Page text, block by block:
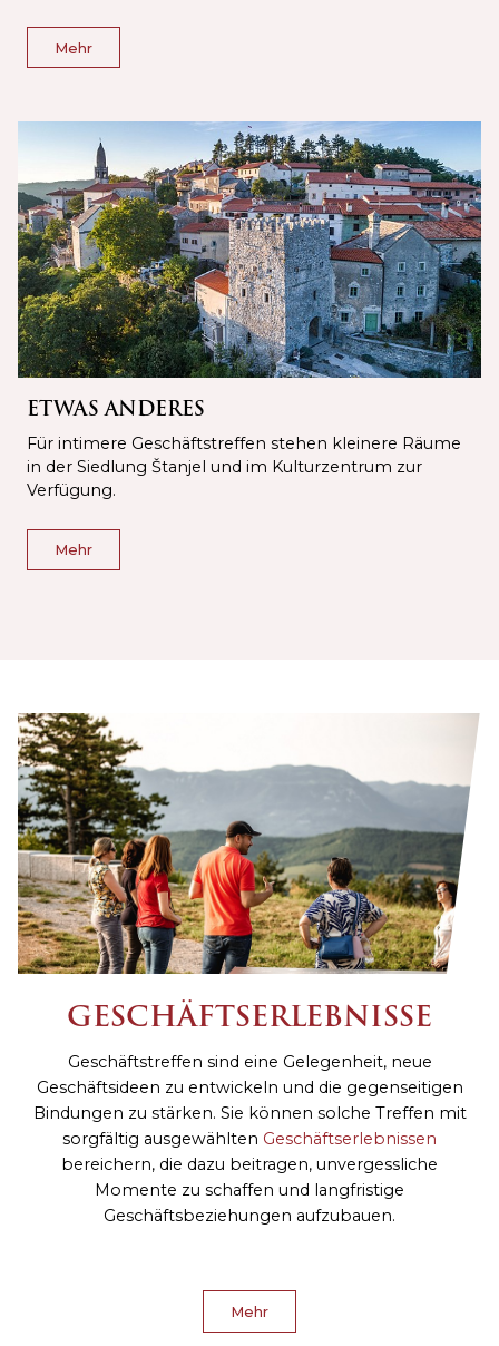
Mehr
ETWAS ANDERES
Für intimere Geschäftstreffen stehen kleinere Räume
in der Siedlung Štanjel und im Kulturzentrum zur
Verfügung.
Mehr
GESCHÄFTSERLEBNISSE
Geschäftstreffen sind eine Gelegenheit, neue
Geschäftsideen zu entwickeln und die gegenseitigen
Bindungen zu stärken. Sie können solche Treffen mit
sorgfältig ausgewählten Geschäftserlebnissen
bereichern, die dazu beitragen, unvergessliche
Momente zu schaffen und langfristige
Geschäftsbeziehungen aufzubauen.
Mehr